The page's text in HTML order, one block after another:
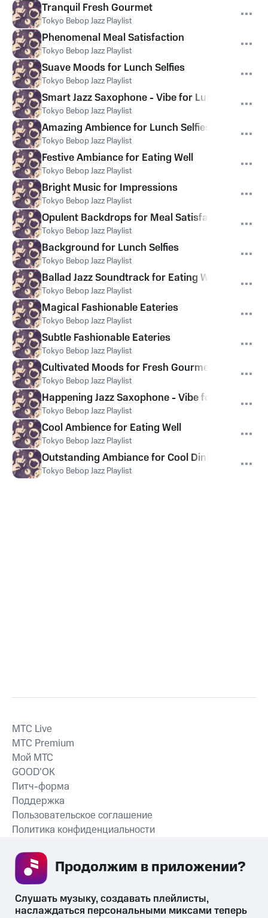
Tranquil Fresh Gourmet
Tokyo Bebop Jazz Playlist
Phenomenal Meal Satisfaction
Tokyo Bebop Jazz Playlist
Suave Moods for Lunch Selfies
Tokyo Bebop Jazz Playlist
Smart Jazz Saxophone - Vibe for Lunch Selfies
Tokyo Bebop Jazz Playlist
Amazing Ambience for Lunch Selfies
Tokyo Bebop Jazz Playlist
Festive Ambiance for Eating Well
Tokyo Bebop Jazz Playlist
Bright Music for Impressions
Tokyo Bebop Jazz Playlist
Opulent Backdrops for Meal Satisfaction
Tokyo Bebop Jazz Playlist
Background for Lunch Selfies
Tokyo Bebop Jazz Playlist
Ballad Jazz Soundtrack for Eating Well
Tokyo Bebop Jazz Playlist
Magical Fashionable Eateries
Tokyo Bebop Jazz Playlist
Subtle Fashionable Eateries
Tokyo Bebop Jazz Playlist
Cultivated Moods for Fresh Gourmet
Tokyo Bebop Jazz Playlist
Happening Jazz Saxophone - Vibe for Cool
Tokyo Bebop Jazz Playlist
Cool Ambience for Eating Well
Tokyo Bebop Jazz Playlist
Outstanding Ambiance for Cool Dining
Tokyo Bebop Jazz Playlist
СКАЧАТЬ ПРИЛОЖЕНИЕ
MTС Live
MTС Premium
Мой МТС
GOOD’OK
Питч-форма
Поддержка
Пользовательское соглашение
Политика конфиденциальности
Слушать музыку, создавать плейлисты,
наслаждаться персональными миксами теперь